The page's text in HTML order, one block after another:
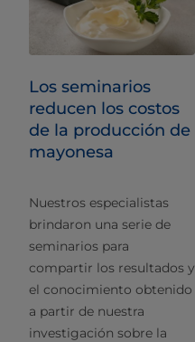
Los seminarios
reducen los costos
de la producción de
mayonesa
Nuestros especialistas
brindaron una serie de
seminarios para
compartir los resultados y
el conocimiento obtenido
a partir de nuestra
investigación sobre la